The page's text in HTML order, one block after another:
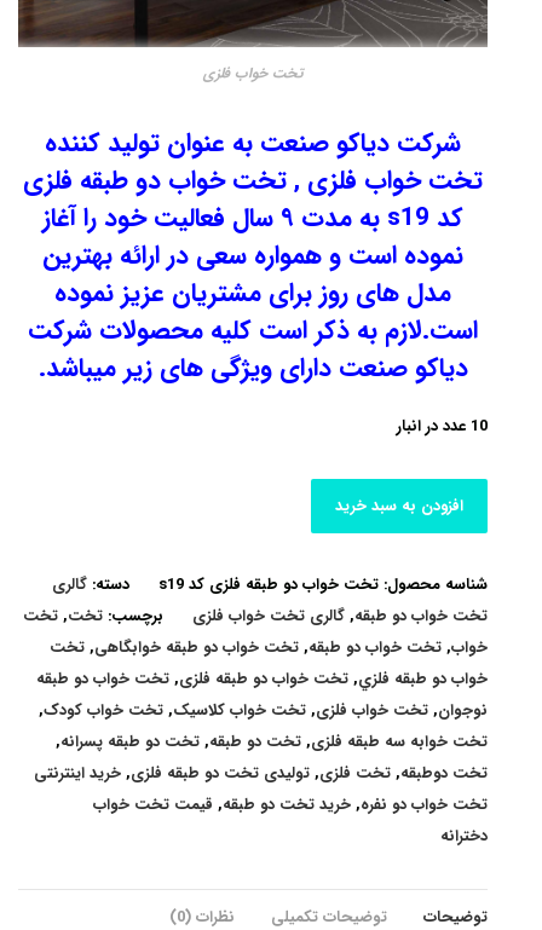
تخت خواب فلزی
شرکت دیاکو صنعت به عنوان تولید کننده
تخت خواب فلزی , تخت خواب دو طبقه فلزی
کد s19 به مدت ۹ سال فعالیت خود را آغاز
نموده است و همواره سعی در ارائه بهترین
مدل های روز برای مشتریان عزیز نموده
است.لازم به ذکر است کلیه محصولات شرکت
دیاکو صنعت دارای ویژگی های زیر میباشد.
10 عدد در انبار
افزودن به سبد خرید
شناسه محصول: تخت خواب دو طبقه فلزی کد s19 دسته: گالری
تخت خواب دو طبقه,گالری تخت خواب فلزی برچسب: تخت,تخت
خواب,تخت خواب دو طبقه,تخت خواب دو طبقه خوابگاهی,تخت
خواب دو طبقه فلزي,تخت خواب دو طبقه فلزی,تخت خواب دو طبقه
نوجوان,تخت خواب فلزی,تخت خواب کلاسیک,تخت خواب کودک,
تخت خوابه سه طبقه فلزی,تخت دو طبقه,تخت دو طبقه پسرانه,
تخت دوطبقه,تخت فلزی,تولیدی تخت دو طبقه فلزی,خرید اینترنتی
تخت خواب دو نفره,خرید تخت دو طبقه, قیمت تخت خواب
دخترانه
توضیحات توضیحات تکمیلی نظرات (0)